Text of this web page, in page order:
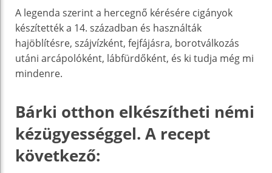
A legenda szerint a hercegnő kérésére cigányok
készítették a 14. században és használták
hajöblítésre, szájvízként, fejfájásra, borotválkozás
utáni arcápolóként, lábfürdőként, és ki tudja még mi
mindenre.
Bárki otthon elkészítheti némi
kézügyességgel. A recept
következő: